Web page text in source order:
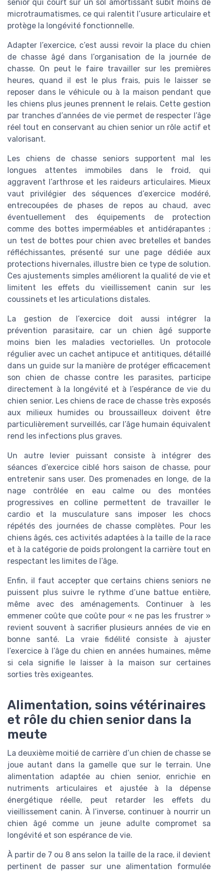
senior qui court sur un sol amortissant subit moins de
microtraumatismes, ce qui ralentit l’usure articulaire et
protège la longévité fonctionnelle.
Adapter l’exercice, c’est aussi revoir la place du chien
de chasse âgé dans l’organisation de la journée de
chasse. On peut le faire travailler sur les premières
heures, quand il est le plus frais, puis le laisser se
reposer dans le véhicule ou à la maison pendant que
les chiens plus jeunes prennent le relais. Cette gestion
par tranches d’années de vie permet de respecter l’âge
réel tout en conservant au chien senior un rôle actif et
valorisant.
Les chiens de chasse seniors supportent mal les
longues attentes immobiles dans le froid, qui
aggravent l’arthrose et les raideurs articulaires. Mieux
vaut privilégier des séquences d’exercice modéré,
entrecoupées de phases de repos au chaud, avec
éventuellement des équipements de protection
comme des bottes imperméables et antidérapantes ;
un test de bottes pour chien avec bretelles et bandes
réfléchissantes, présenté sur une page dédiée aux
protections hivernales, illustre bien ce type de solution.
Ces ajustements simples améliorent la qualité de vie et
limitent les effets du vieillissement canin sur les
coussinets et les articulations distales.
La gestion de l’exercice doit aussi intégrer la
prévention parasitaire, car un chien âgé supporte
moins bien les maladies vectorielles. Un protocole
régulier avec un cachet antipuce et antitiques, détaillé
dans un guide sur la manière de protéger efficacement
son chien de chasse contre les parasites, participe
directement à la longévité et à l’espérance de vie du
chien senior. Les chiens de race de chasse très exposés
aux milieux humides ou broussailleux doivent être
particulièrement surveillés, car l’âge humain équivalent
rend les infections plus graves.
Un autre levier puissant consiste à intégrer des
séances d’exercice ciblé hors saison de chasse, pour
entretenir sans user. Des promenades en longe, de la
nage contrôlée en eau calme ou des montées
progressives en colline permettent de travailler le
cardio et la musculature sans imposer les chocs
répétés des journées de chasse complètes. Pour les
chiens âgés, ces activités adaptées à la taille de la race
et à la catégorie de poids prolongent la carrière tout en
respectant les limites de l’âge.
Enfin, il faut accepter que certains chiens seniors ne
puissent plus suivre le rythme d’une battue entière,
même avec des aménagements. Continuer à les
emmener coûte que coûte pour « ne pas les frustrer »
revient souvent à sacrifier plusieurs années de vie en
bonne santé. La vraie fidélité consiste à ajuster
l’exercice à l’âge du chien en années humaines, même
si cela signifie le laisser à la maison sur certaines
sorties très exigeantes.
Alimentation, soins vétérinaires
et rôle du chien senior dans la
meute
La deuxième moitié de carrière d’un chien de chasse se
joue autant dans la gamelle que sur le terrain. Une
alimentation adaptée au chien senior, enrichie en
nutriments articulaires et ajustée à la dépense
énergétique réelle, peut retarder les effets du
vieillissement canin. À l’inverse, continuer à nourrir un
chien âgé comme un jeune adulte compromet sa
longévité et son espérance de vie.
À partir de 7 ou 8 ans selon la taille de la race, il devient
pertinent de passer sur une alimentation formulée